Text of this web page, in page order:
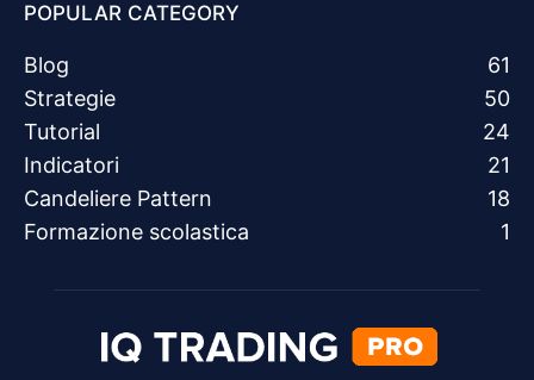
POPULAR CATEGORY
Blog
61
Strategie
50
Tutorial
24
Indicatori
21
Candeliere Pattern
18
Formazione scolastica
1